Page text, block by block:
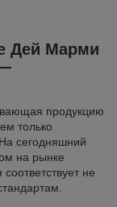
Дей Марми
продукцию
только
сегодняшний
на рынке
не